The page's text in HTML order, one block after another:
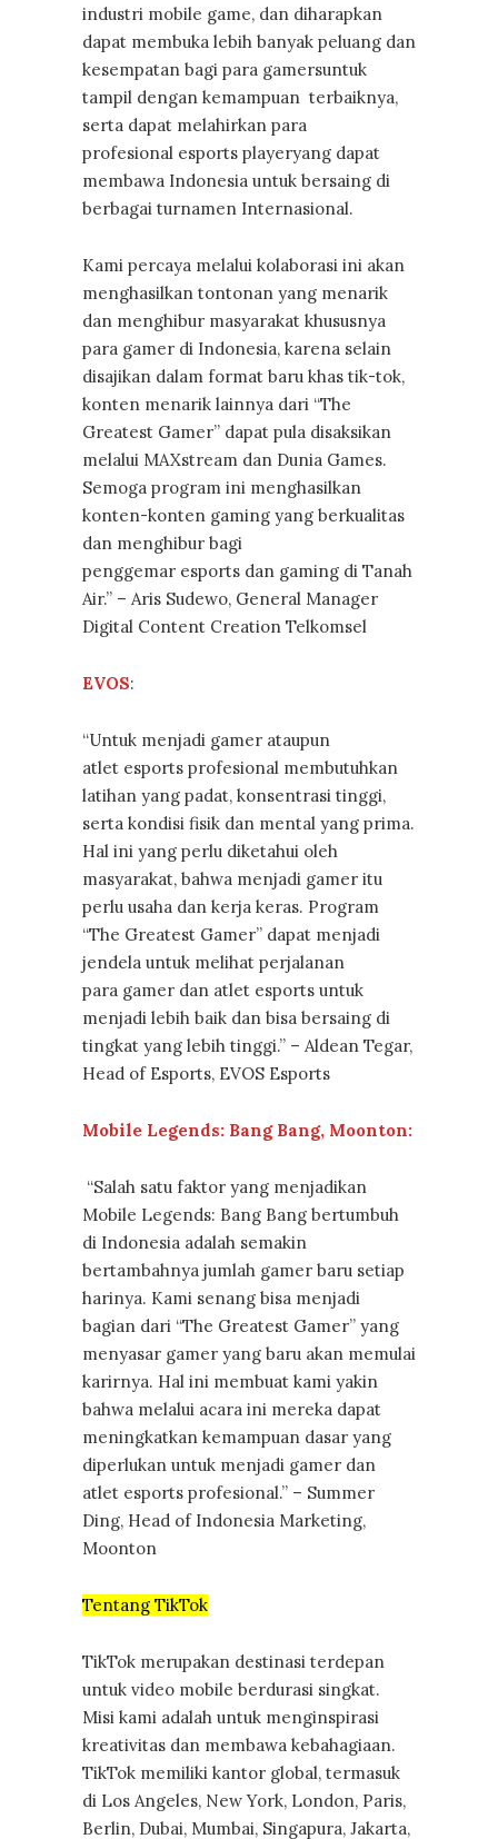
industri mobile game, dan diharapkan
dapat membuka lebih banyak peluang dan
kesempatan bagi para gamersuntuk
tampil dengan kemampuan terbaiknya,
serta dapat melahirkan para
profesional esports playeryang dapat
membawa Indonesia untuk bersaing di
berbagai turnamen Internasional.
Kami percaya melalui kolaborasi ini akan
menghasilkan tontonan yang menarik
dan menghibur masyarakat khususnya
para gamer di Indonesia, karena selain
disajikan dalam format baru khas tik-tok,
konten menarik lainnya dari “The
Greatest Gamer” dapat pula disaksikan
melalui MAXstream dan Dunia Games.
Semoga program ini menghasilkan
konten-konten gaming yang berkualitas
dan menghibur bagi
penggemar esports dan gaming di Tanah
Air.” – Aris Sudewo, General Manager
Digital Content Creation Telkomsel
EVOS:
“Untuk menjadi gamer ataupun
atlet esports profesional membutuhkan
latihan yang padat, konsentrasi tinggi,
serta kondisi fisik dan mental yang prima.
Hal ini yang perlu diketahui oleh
masyarakat, bahwa menjadi gamer itu
perlu usaha dan kerja keras. Program
“The Greatest Gamer” dapat menjadi
jendela untuk melihat perjalanan
para gamer dan atlet esports untuk
menjadi lebih baik dan bisa bersaing di
tingkat yang lebih tinggi.” – Aldean Tegar,
Head of Esports, EVOS Esports
Mobile Legends: Bang Bang, Moonton:
“Salah satu faktor yang menjadikan
Mobile Legends: Bang Bang bertumbuh
di Indonesia adalah semakin
bertambahnya jumlah gamer baru setiap
harinya. Kami senang bisa menjadi
bagian dari “The Greatest Gamer” yang
menyasar gamer yang baru akan memulai
karirnya. Hal ini membuat kami yakin
bahwa melalui acara ini mereka dapat
meningkatkan kemampuan dasar yang
diperlukan untuk menjadi gamer dan
atlet esports profesional.” – Summer
Ding, Head of Indonesia Marketing,
Moonton
Tentang TikTok
TikTok merupakan destinasi terdepan
untuk video mobile berdurasi singkat.
Misi kami adalah untuk menginspirasi
kreativitas dan membawa kebahagiaan.
TikTok memiliki kantor global, termasuk
di Los Angeles, New York, London, Paris,
Berlin, Dubai, Mumbai, Singapura, Jakarta,